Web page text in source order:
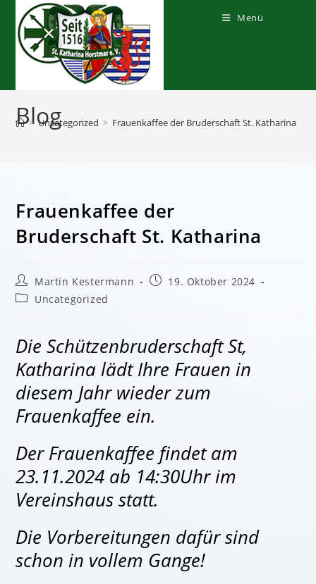
Inhalt
springen
Menü
Blog
> Uncategorized > Frauenkaffee der Bruderschaft St. Katharina
Frauenkaffee der
Bruderschaft St. Katharina
Beitrags-
Autor:
Martin Kestermann
Beitrag19. Oktober 2024
Beitrags-
Uncategorized
Die Schützenbruderschaft St,
Katharina lädt Ihre Frauen in
diesem Jahr wieder zum
Frauenkaffee ein.
Der Frauenkaffee findet am
23.11.2024 ab 14:30Uhr im
Vereinshaus statt.
Die Vorbereitungen dafür sind
schon in vollem Gange!